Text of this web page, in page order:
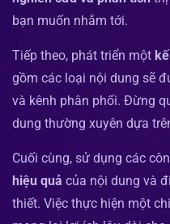
bạn muốn nhắm tới.
Tiếp theo, phát triển một
gồm các loại nội dung sẽ
và kênh phân phối. Đừng
dung thường xuyên dựa
Cuối cùng, sử dụng các
hiệu quả của nội dung và
thiết. Việc thực hiện một